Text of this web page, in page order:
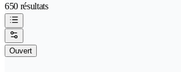
650 résultats
Ouvert